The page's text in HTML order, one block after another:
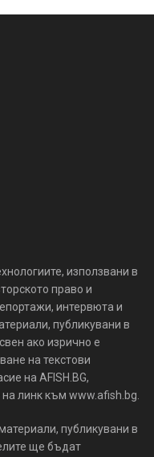
използвани в
право и
интервюта и
публикувани в
ако изрично е
на текстови
на AFISH.BG,
линк към www.afish.bg.
публикувани в
ще бъдат